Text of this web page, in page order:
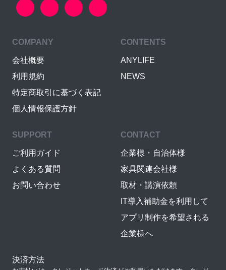
COMPANY
会社概要
利用規約
特定商取引に基づく表記
個人情報保護方針
CONTENTS
ANYLIFE
NEWS
SUPPORT
ご利用ガイド
よくある質問
お問い合わせ
CONTACT
企業様・自治体様
家具関連会社様
取材・講演依頼
IT導入補助金を利用して
アプリ制作を希望される
企業様へ
決済方法